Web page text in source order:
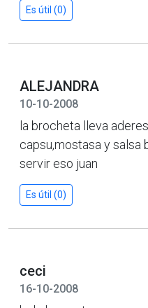
Es útil (0)
ALEJANDRA
10-10-2008
la brocheta lleva
capsu,mostasa y salsa
servir eso juan
Es útil (0)
ceci
16-10-2008